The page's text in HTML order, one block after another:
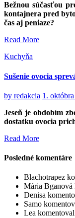
Bežnou súčasťou
kontajnera pred
čas aj peniaze?
Read More
Kuchyňa
Sušenie ovocia
by redakcia 1.
Jeseň je obdobím
dostatku ovocia
Read More
Posledné komentáre
Blachotrapez
Mária Bganová
Denisa
Samo
Lea komentoval